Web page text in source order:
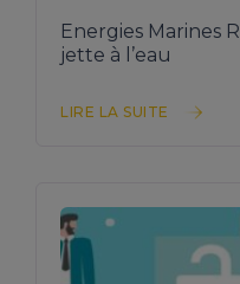
Energies Marines
jette à l’eau
LIRE LA SUITE